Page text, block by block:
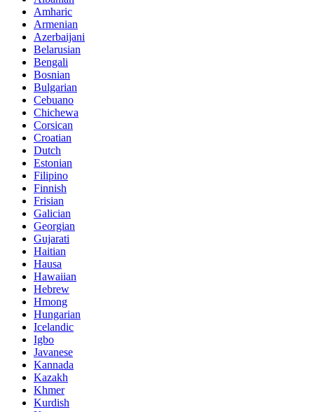
Amharic
Armenian
Azerbaijani
Belarusian
Bengali
Bosnian
Bulgarian
Cebuano
Chichewa
Corsican
Croatian
Dutch
Estonian
Filipino
Finnish
Frisian
Galician
Georgian
Gujarati
Haitian
Hausa
Hawaiian
Hebrew
Hmong
Hungarian
Icelandic
Igbo
Javanese
Kannada
Kazakh
Khmer
Kurdish